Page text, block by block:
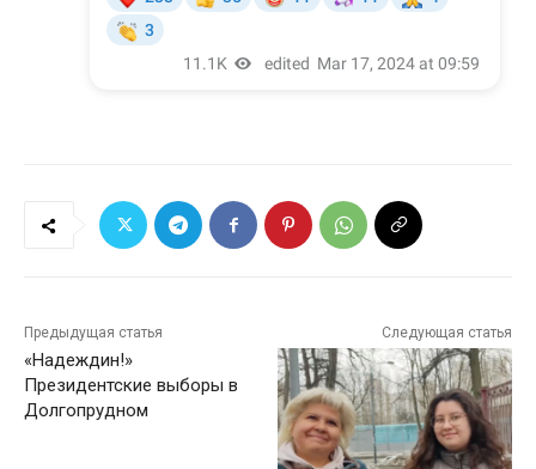
Предыдущая статья
«Надеждин!»
Президентские выборы в
Долгопрудном
Следующая статья